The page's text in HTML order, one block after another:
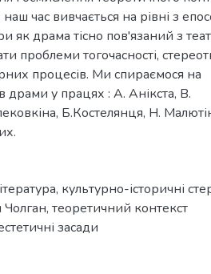
час вивчається на рівні з
як драма тісно пов'язаний з
проблеми тогочасності,
процесів. Ми спираємося на
драми у працях : А. Анікста, В.
Б.Костелянця, Н.
, культурно-історичні
Чолган, теоретичний контекст
засади